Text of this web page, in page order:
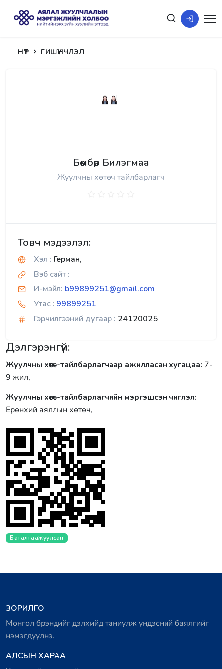
НҮҮР ГИШҮҮНЧЛЭЛ
Бөмбөр Билэгмаа
Жуулчны хөтөч тайлбарлагч
Товч мэдээлэл:
Хэл : Герман,
Вэб сайт :
И-мэйл: b99899251@gmail.com
Утас : 99899251
Гэрчилгээний дугаар : 24120025
Дэлгэрэнгүй:
Жуулчны хөтөч-тайлбарлагчаар ажилласан хугацаа: 7-
9 жил,
Жуулчны хөтөч-тайлбарлагчийн мэргэшсэн чиглэл:
Ерөнхий аяллын хөтөч,
Баталгаажуулсан
ЗОРИЛГО
Монгол брэндийг дэлхийд таниулж үндэсний баялгийг
нэмэгдүүлнэ.
АЛСЫН ХАРАА